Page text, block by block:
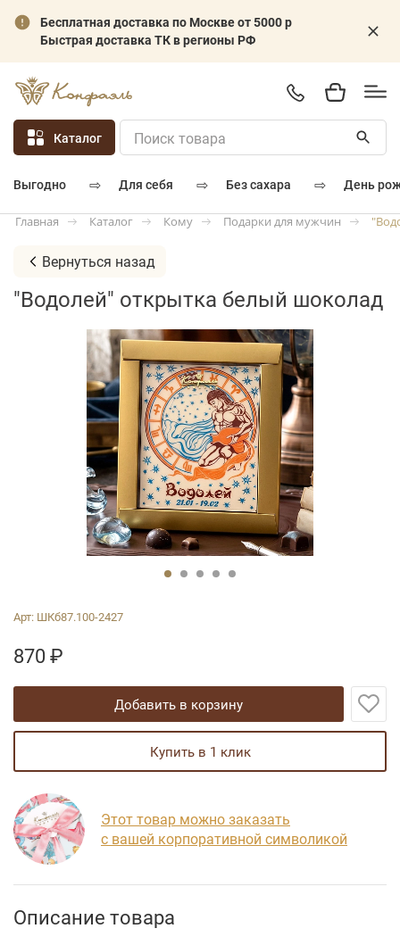
Бесплатная доставка по Москве от 5000 р
Быстрая доставка ТК в регионы РФ
Каталог
выгодно ⇨ для себя ⇨ без сахара ⇨ день
Главная Каталог Кому Подарки для мужчин
Вернуться назад
"Водолей" открытка белый шоколад
Арт: ШКб87.100-2427
870 ₽
добавить в корзину
купить в 1 клик
Этот товар можно заказать
с вашей корпоративной символикой
Описание товара